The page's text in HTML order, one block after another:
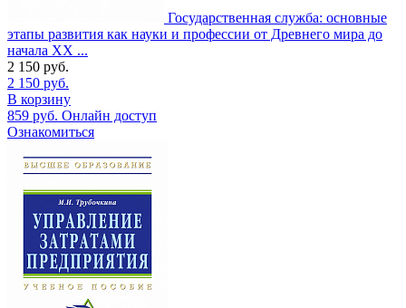
Государственная служба: основные
этапы развития как науки и профессии от Древнего мира до
начала XX ...
2 150 руб.
2 150 руб.
В корзину
859 руб. Онлайн доступ
Ознакомиться